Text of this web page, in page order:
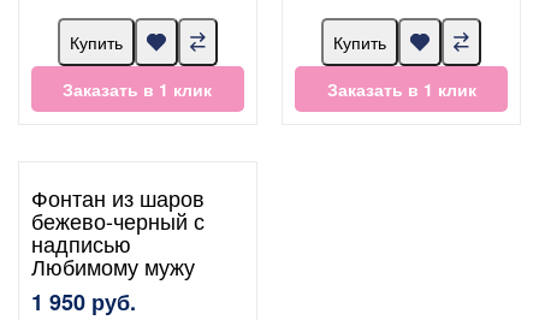
Купить
Заказать в 1 клик
Купить
Заказать в 1 клик
Фонтан из шаров
бежево-черный с
надписью
Любимому мужу
1 950 руб.